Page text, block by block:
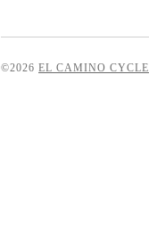
©2026 EL CAMINO CYCLE